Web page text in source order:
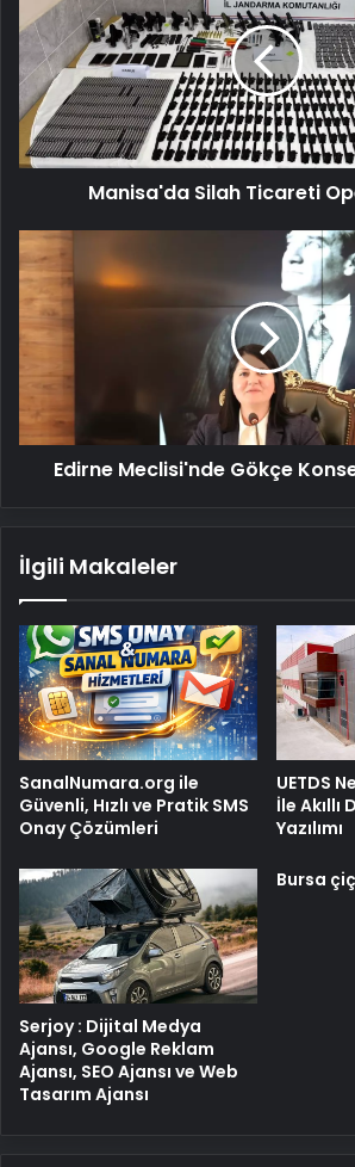
Ticareti
Operasyonu
Manisa'da Silah Ticareti
Edirne
Meclisi'nde
Gökçe
Konseri
Tartışması
Edirne Meclisi'nde Gökçe
İlgili Makaleler
SanalNumara.org ile
Güvenli, Hızlı ve Pratik SMS
Onay Çözümleri
UETDS
İle Akıllı
Yazılımı
Serjoy : Dijital Medya
Ajansı, Google Reklam
Ajansı, SEO Ajansı ve Web
Tasarım Ajansı
Bursa